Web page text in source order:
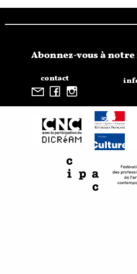
contact
Abonnez-vous à